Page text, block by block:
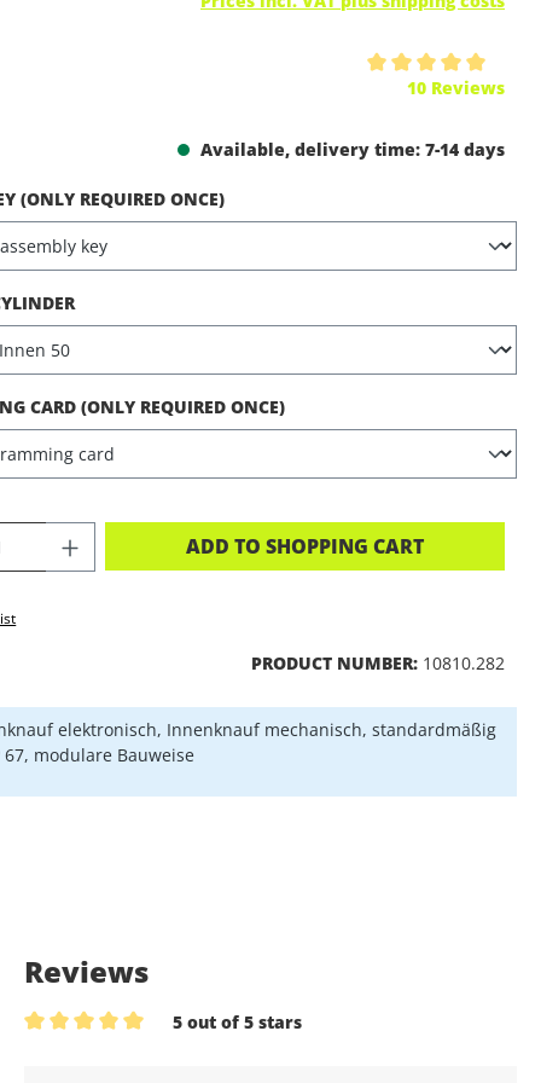
10 Reviews
Available, delivery time: 7-14 days
(ONLY REQUIRED ONCE)
CARD (ONLY REQUIRED ONCE)
QUANTITY: ENTER THE DESIRED
ADD TO SHOPPING CART
PRODUCT NUMBER: 10810.282
elektronisch, Innenknauf mechanisch, standardmäßig
67, modulare Bauweise
Reviews
5 out of 5 stars